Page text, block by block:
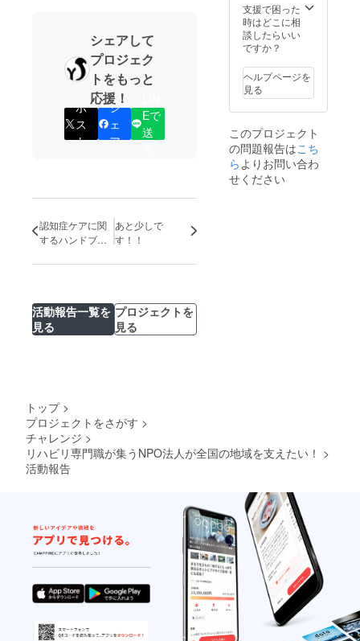
シェアして
プロジェク
トをもっと
応援！
ポ
ス
ト
シ
ェ
ア
Eで
送
認知症ケアに関
するハンドブッ
の目次公開！！
あと少しで
す！！
活動報告一覧を
見る
プロジェクトを
見る
入り口には体温
計およびアル
コール消毒液を
御用意くださ
状態が追えるよ
うに、参加者名
簿を記録させて
いただきます。
・開催日前２週
間以内に体調不
良のある方はご
参加できませ
ん。 ・室内の換
気を十分に行い
支援で困った
時はどこに相
談したらいい
ですか？
ヘルプページを
見る
このプロジェクト
の問題報告はこち
ら よりお問い合わ
せください
トップ >
プロジェクトをさがす >
チャレンジ >
リハビリ専門職が集うNPO法人が全国の地域を支えたい！ >
活動報告